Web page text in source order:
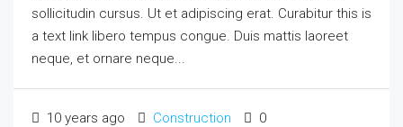
sollicitudin cursus. Ut et adipiscing erat. Curabitur this is
a text link libero tempus congue. Duis mattis laoreet
neque, et ornare neque...
10 years ago Construction 0